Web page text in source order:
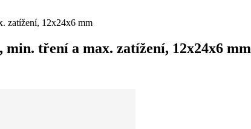
zatížení, 12x24x6 mm
min. tření a max. zatížení, 12x24x6 mm